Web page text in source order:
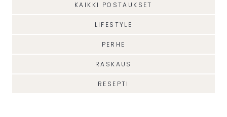
KAIKKI POSTAUKSET
LIFESTYLE
PERHE
RASKAUS
RESEPTI